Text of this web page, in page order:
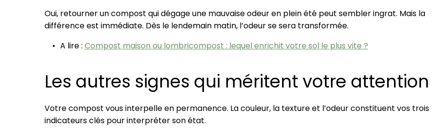
Oui, retourner un compost qui dégage une mauvaise odeur en plein été peut sembler ingrat. Mais la
différence est immédiate. Dès le lendemain matin, l’odeur se sera transformée.
A lire : Compost maison ou lombricompost : lequel enrichit votre sol le plus vite ?
Les autres signes qui méritent votre attention
Votre compost vous interpelle en permanence. La couleur, la texture et l’odeur constituent vos trois
indicateurs clés pour interpréter son état.